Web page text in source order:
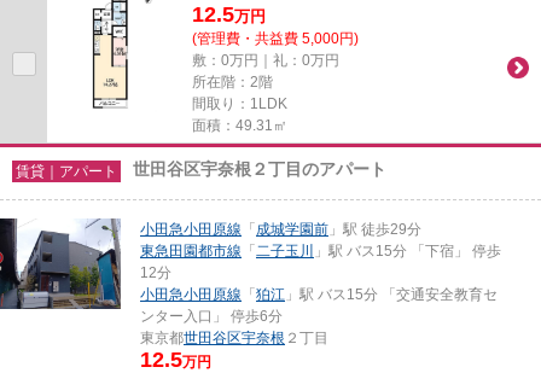
12.5万円
(管理費・共益費 5,000円)
敷：0万円｜礼：0万円
所在階：2階
間取り：1LDK
面積：49.31㎡
賃貸｜アパート 世田谷区宇奈根２丁目のアパート
小田急小田原線 「成城学園前 」駅 徒歩29分
東急田園都市線 「二子玉川
」駅 バス15分 「下宿」 停歩
12分
小田急小田原線 「狛江 」駅 バス15分 「交通安全教育セ
ンター入口」 停歩6分
東京都世田谷区宇奈根 ２丁目
12.5万円